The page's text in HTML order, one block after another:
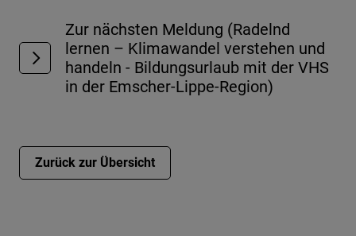
Zur nächsten Meldung (Radelnd
lernen – Klimawandel verstehen und
handeln - Bildungsurlaub mit der VHS
in der Emscher-Lippe-Region)
Zurück zur Übersicht